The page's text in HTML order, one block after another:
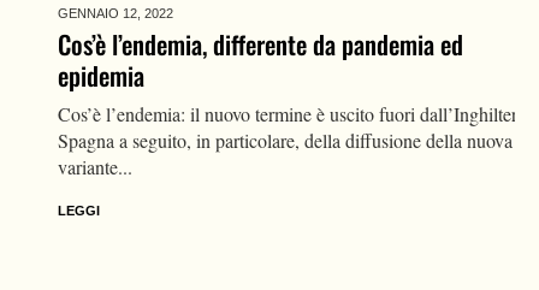
GENNAIO 12,2022
Cos’è l’endemia, differente da pandemia ed
epidemia
Cos’è l’endemia: il nuovo termine è uscito fuori dall’Inghilterra e
Spagna a seguito, in particolare, della diffusione della nuova
variante...
LEGGI